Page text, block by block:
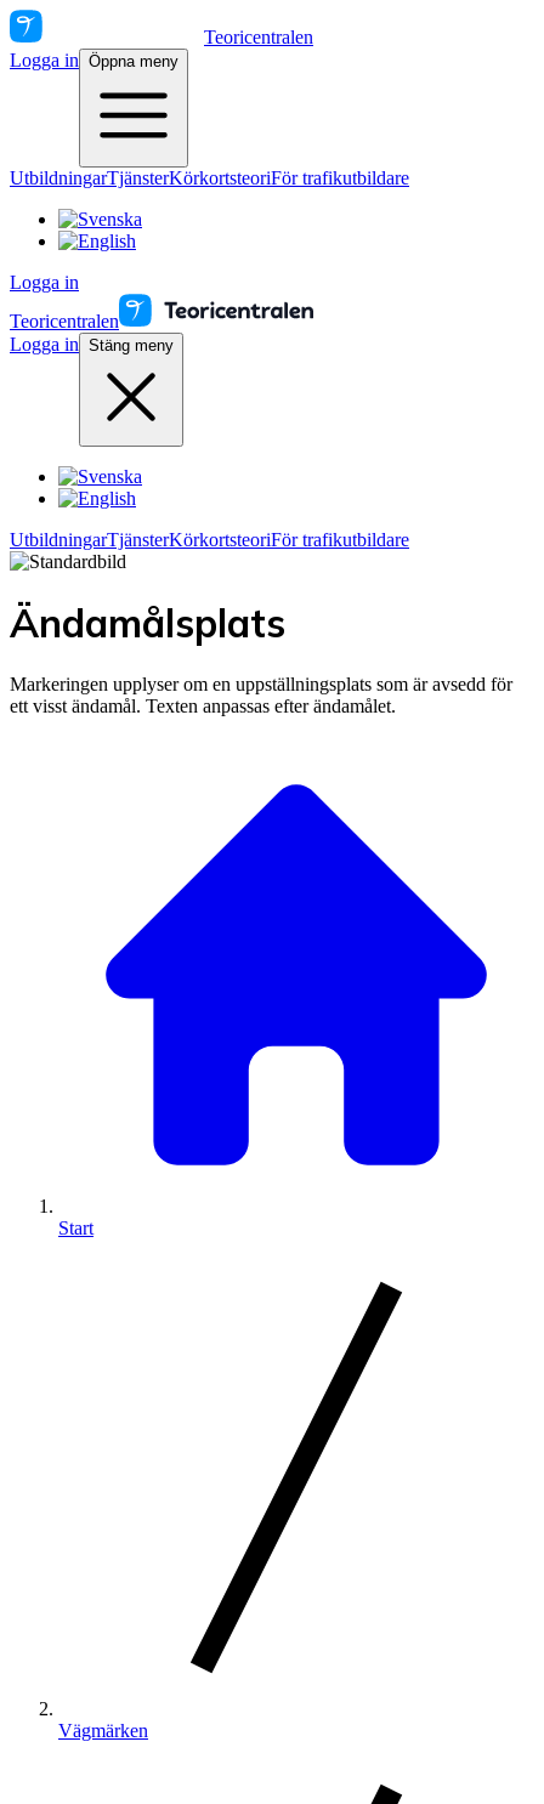
Teoricentralen
Logga in Öppna meny
UtbildningarTjänsterKörkortsteoriFör trafikutbildare
Logga in
Teoricentralen
Logga in Stäng meny
UtbildningarTjänsterKörkortsteoriFör trafikutbildare
Ändamålsplats
Markeringen upplyser om en uppställningsplats som är avsedd för
ett visst ändamål. Texten anpassas efter ändamålet.
Start
Vägmärken